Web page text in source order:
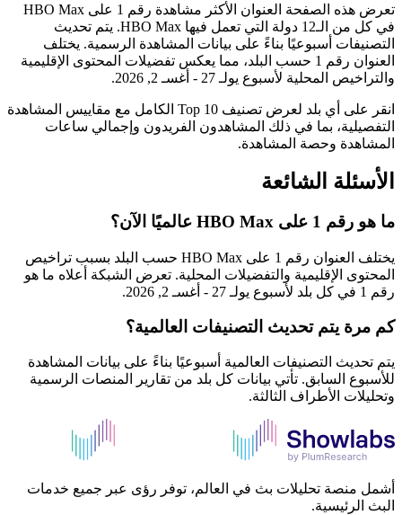
تعرض هذه الصفحة العنوان الأكثر مشاهدة رقم 1 على HBO Max
في كل من الـ12 دولة التي تعمل فيها HBO Max. يتم تحديث
التصنيفات أسبوعيًا بناءً على بيانات المشاهدة الرسمية. يختلف
العنوان رقم 1 حسب البلد، مما يعكس تفضيلات المحتوى الإقليمية
والتراخيص المحلية لأسبوع يولـ 27 - أغسـ 2, 2026.
انقر على أي بلد لعرض تصنيف Top 10 الكامل مع مقاييس المشاهدة
التفصيلية، بما في ذلك المشاهدون الفريدون وإجمالي ساعات
المشاهدة وحصة المشاهدة.
الأسئلة الشائعة
ما هو رقم 1 على HBO Max عالميًا الآن؟
يختلف العنوان رقم 1 على HBO Max حسب البلد بسبب تراخيص
المحتوى الإقليمية والتفضيلات المحلية. تعرض الشبكة أعلاه ما هو
رقم 1 في كل بلد لأسبوع يولـ 27 - أغسـ 2, 2026.
كم مرة يتم تحديث التصنيفات العالمية؟
يتم تحديث التصنيفات العالمية أسبوعيًا بناءً على بيانات المشاهدة
للأسبوع السابق. تأتي بيانات كل بلد من تقارير المنصات الرسمية
وتحليلات الأطراف الثالثة.
أشمل منصة تحليلات بث في العالم، توفر رؤى عبر جميع خدمات
البث الرئيسية.